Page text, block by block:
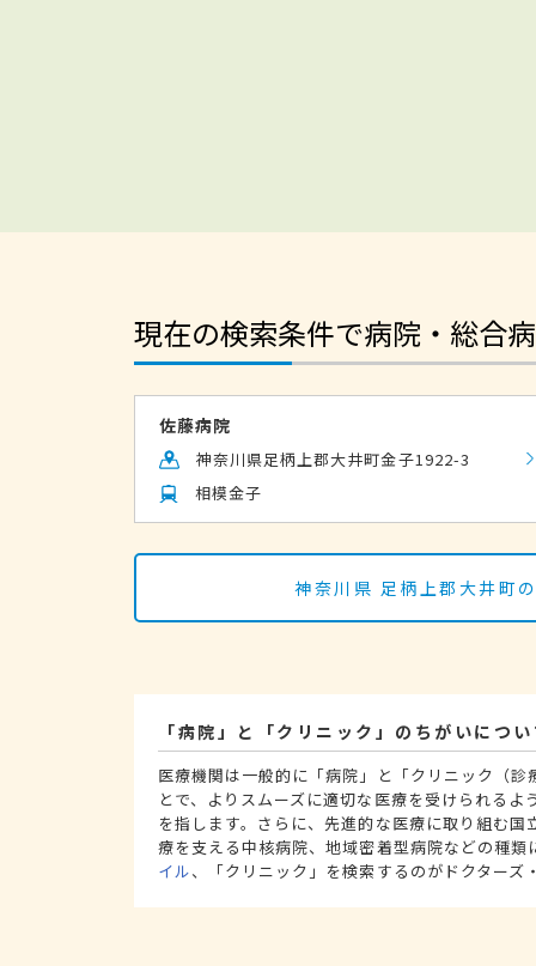
現在の検索条件で病院・総合
佐藤病院
神奈川県足柄上郡大井町金子1922-3
相模金子
神奈川県 足柄上郡大井町
「病院」と「クリニック」のちがいにつ
医療機関は一般的に「病院」と「クリニック（
とで、よりスムーズに適切な医療を受けられる
を指します。さらに、先進的な医療に取り組む
療を支える中核病院、地域密着型病院などの種類
イル、「クリニック」を検索するのがドクターズ